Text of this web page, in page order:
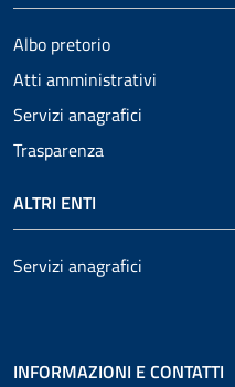
Albo pretorio
Atti amministrativi
Servizi anagrafici
Trasparenza
ALTRI ENTI
Servizi anagrafici
INFORMAZIONI E CONTATTI